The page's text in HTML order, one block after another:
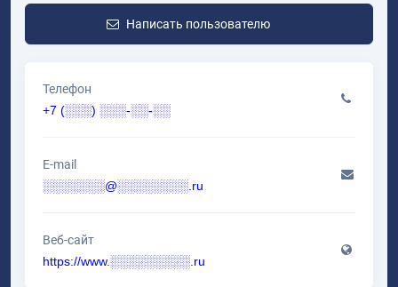
Написать пользователю
Телефон
+7 (░░░) ░░░-░░-░░
E-mail
░░░░░░░@░░░░░░░░.ru
Веб-сайт
https://www.░░░░░░░░░.ru